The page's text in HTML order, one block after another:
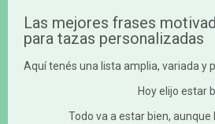
Las mejores frases
para tazas personalizadas
Aquí tenés una lista amplia, variada y
Hoy elijo estar
Todo va a estar bien, aunque